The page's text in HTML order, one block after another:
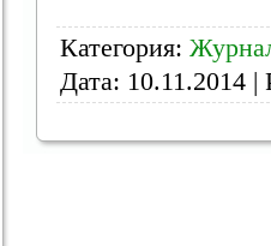
Категория:
Дата: 10.11.2014 |